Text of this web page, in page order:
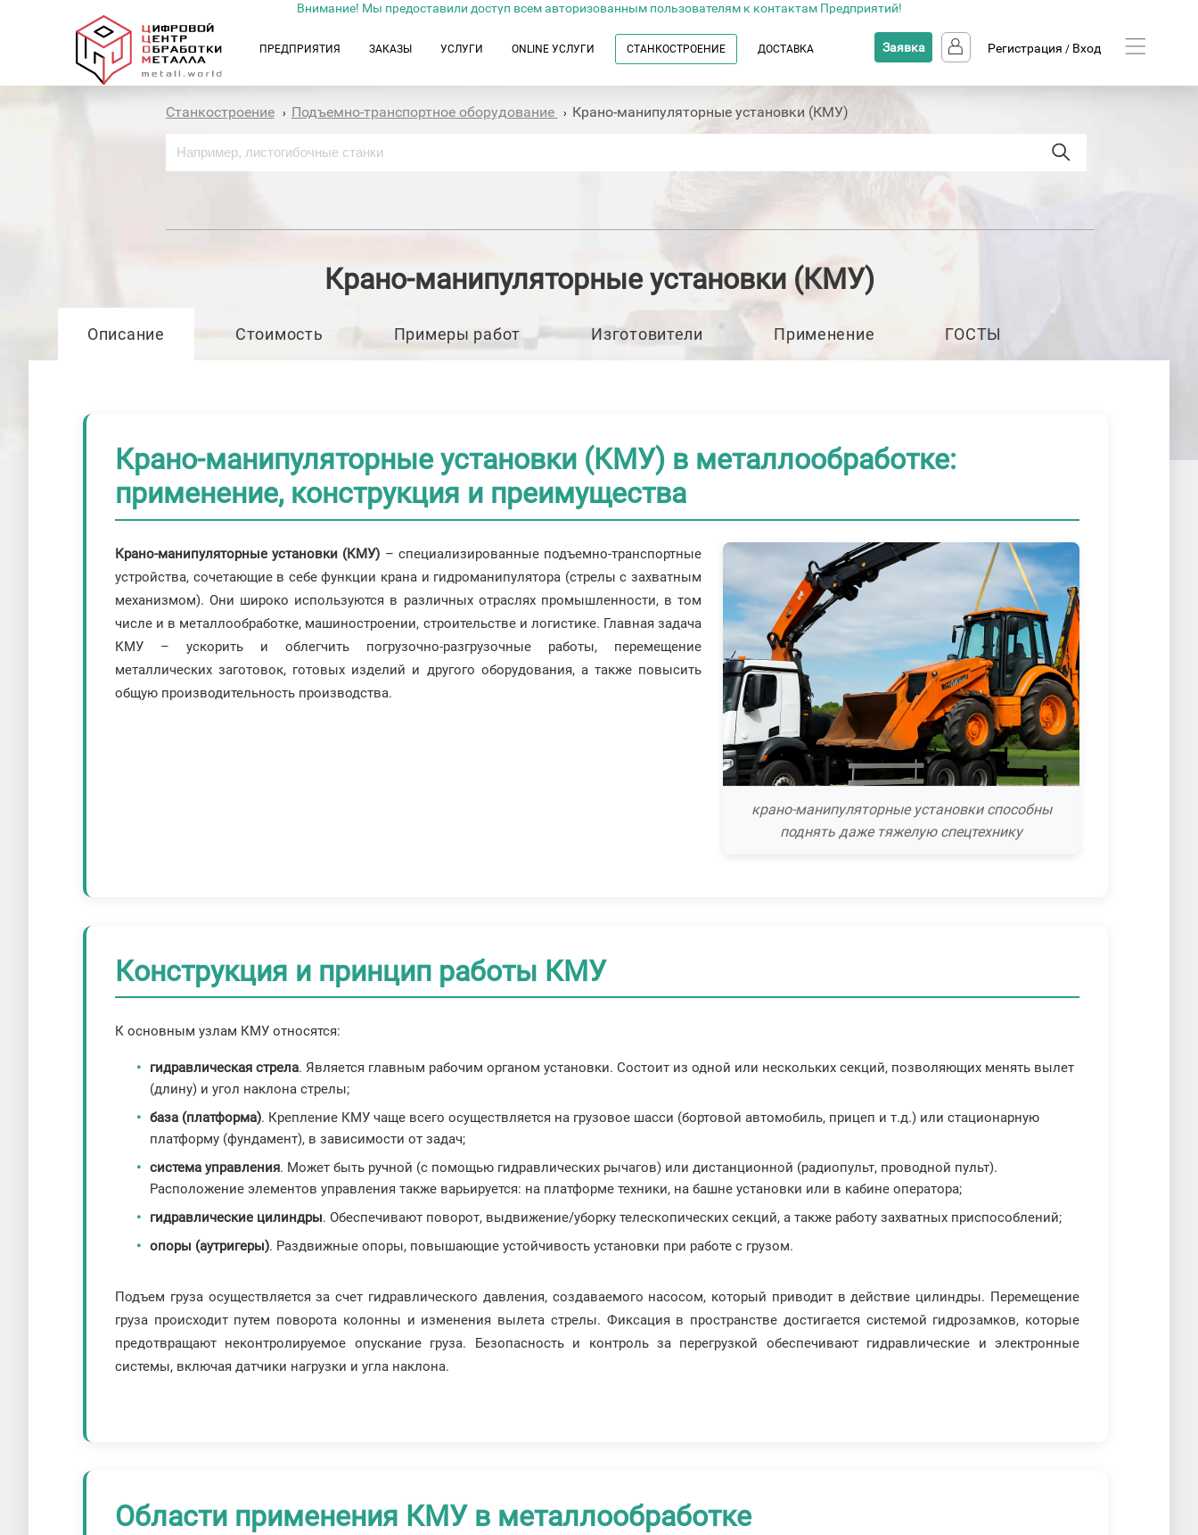
Внимание! Мы предоставили доступ всем авторизованным пользователям к контактам Предприятий!
ПРЕДПРИЯТИЯ ЗАКАЗЫ УСЛУГИ ONLINE УСЛУГИ СТАНКОСТРОЕНИЕ ДОСТАВКА Заявка Регистрация / Вход
Станкостроение› Подъемно-транспортное оборудование › Крано-манипуляторные установки (КМУ)
Крано-манипуляторные установки (КМУ)
Описание Стоимость Примеры работ Изготовители Применение ГОСТЫ
Крано-манипуляторные установки (КМУ) в металлообработке:
применение, конструкция и преимущества
крано-манипуляторные установки способны
поднять даже тяжелую спецтехнику
Крано-манипуляторные установки (КМУ) – специализированные подъемно-транспортные
устройства, сочетающие в себе функции крана и гидроманипулятора (стрелы с захватным
механизмом). Они широко используются в различных отраслях промышленности, в том
числе и в металлообработке, машиностроении, строительстве и логистике. Главная задача
КМУ – ускорить и облегчить погрузочно-разгрузочные работы, перемещение
металлических заготовок, готовых изделий и другого оборудования, а также повысить
общую производительность производства.
Конструкция и принцип работы КМУ
К основным узлам КМУ относятся:
гидравлическая стрела. Является главным рабочим органом установки. Состоит из одной или нескольких секций, позволяющих менять вылет
(длину) и угол наклона стрелы;
база (платформа). Крепление КМУ чаще всего осуществляется на грузовое шасси (бортовой автомобиль, прицеп и т.д.) или стационарную
платформу (фундамент), в зависимости от задач;
система управления. Может быть ручной (с помощью гидравлических рычагов) или дистанционной (радиопульт, проводной пульт).
Расположение элементов управления также варьируется: на платформе техники, на башне установки или в кабине оператора;
гидравлические цилиндры. Обеспечивают поворот, выдвижение/уборку телескопических секций, а также работу захватных приспособлений;
опоры (аутригеры). Раздвижные опоры, повышающие устойчивость установки при работе с грузом.
Подъем груза осуществляется за счет гидравлического давления, создаваемого насосом, который приводит в действие цилиндры. Перемещение
груза происходит путем поворота колонны и изменения вылета стрелы. Фиксация в пространстве достигается системой гидрозамков, которые
предотвращают неконтролируемое опускание груза. Безопасность и контроль за перегрузкой обеспечивают гидравлические и электронные
системы, включая датчики нагрузки и угла наклона.
Области применения КМУ в металлообработке